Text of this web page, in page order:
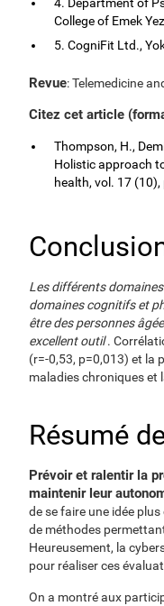
College of Emek
5. CogniFit Ltd.,
Revue: Telemedicine
Citez cet article
Thompson, H.,
Holistic approach
health, vol. 17
Les différents
domaines cognitifs et
être des personnes
excellent outil.
(r=-0,53, p=0,013) et la
maladies chroniques et
Résumé
Prévoir et ralentir la
maintenir leur
de se faire une idée
de méthodes
Heureusement, la
pour réaliser ces
On a montré aux